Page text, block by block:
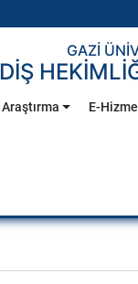
GAZİ
DİŞ
Araştırma E-